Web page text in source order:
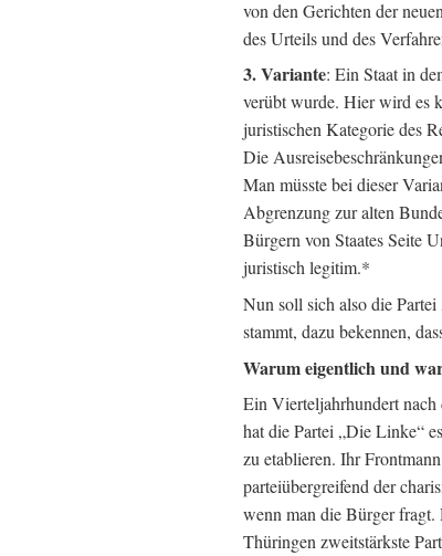
von den Gerichten der
des Urteils und des
3. Variante: Ein Staat in
verübt wurde. Hier wird es
juristischen Kategorie des
Die
Man müsste bei dieser
Abgrenzung zur alten
Bürgern von Staates Seite
juristisch legitim.*
Nun soll sich also die
stammt, dazu bekennen,
Warum eigentlich und
Ein Vierteljahrhundert
hat die Partei „Die Linke“
zu etablieren. Ihr Frontmann
parteiübergreifend der
wenn man die Bürger fragt.
Thüringen zweitstärkste